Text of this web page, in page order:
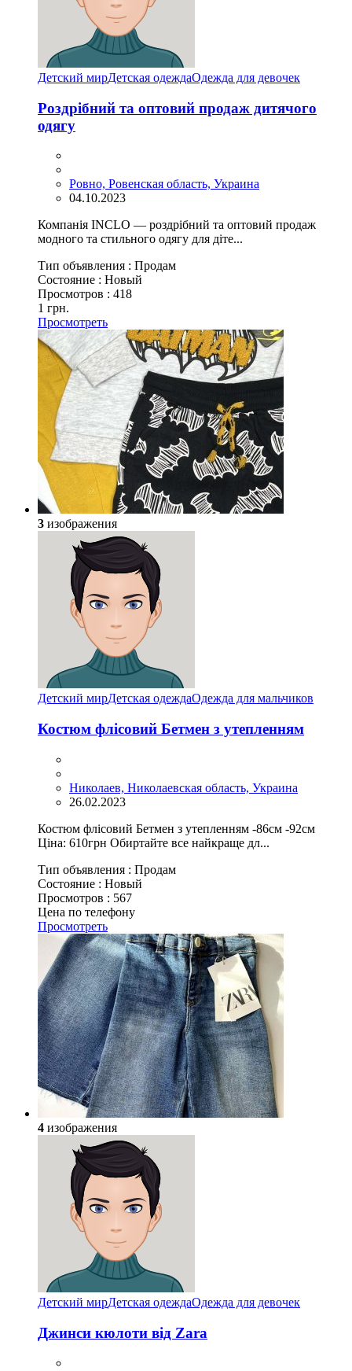
Детский мирДетская одеждаОдежда для девочек
Роздрібний та оптовий продаж дитячого
одягу
Ровно, Ровенская область, Украина
04.10.2023
Компанія INCLO — роздрібний та оптовий продаж
модного та стильного одягу для діте...
Тип объявления : Продам
Состояние : Новый
Просмотров : 418
1 грн.
Просмотреть
3 изображения
Детский мирДетская одеждаОдежда для мальчиков
Костюм флісовий Бетмен з утепленням
Николаев, Николаевская область, Украина
26.02.2023
Костюм флісовий Бетмен з утепленням -86см -92см
Ціна: 610грн Обиртайте все найкраще дл...
Тип объявления : Продам
Состояние : Новый
Просмотров : 567
Цена по телефону
Просмотреть
4 изображения
Детский мирДетская одеждаОдежда для девочек
Джинси кюлоти від Zara